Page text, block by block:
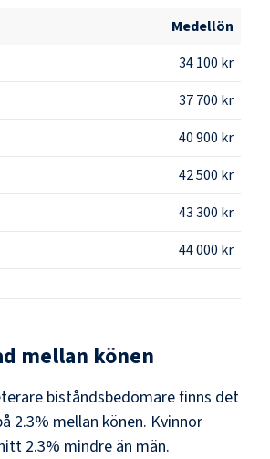
Medellön
34 100 kr
37 700 kr
40 900 kr
42 500 kr
43 300 kr
44 000 kr
mellan könen
biståndsbedömarefinns det
2.3% mellan könen. Kvinnor
2.3% mindre än män.